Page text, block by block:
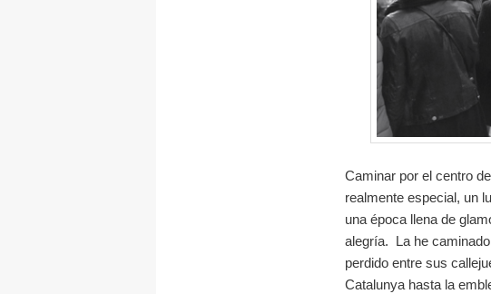
Caminar por el centro
realmente especial, un
una época llena de
alegría. La he
perdido entre sus
Catalunya hasta la